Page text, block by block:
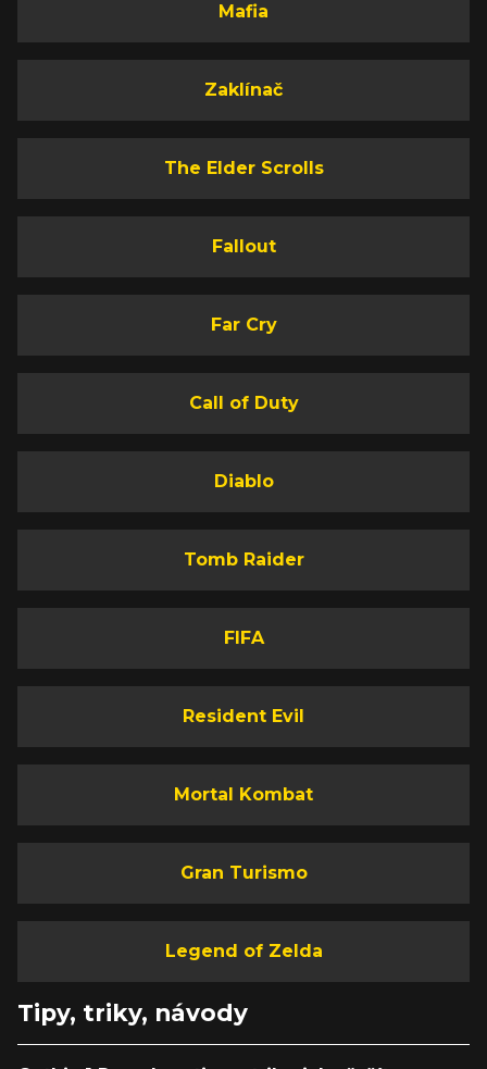
Mafia
Zaklínač
The Elder Scrolls
Fallout
Far Cry
Call of Duty
Diablo
Tomb Raider
FIFA
Resident Evil
Mortal Kombat
Gran Turismo
Legend of Zelda
Tipy, triky, návody